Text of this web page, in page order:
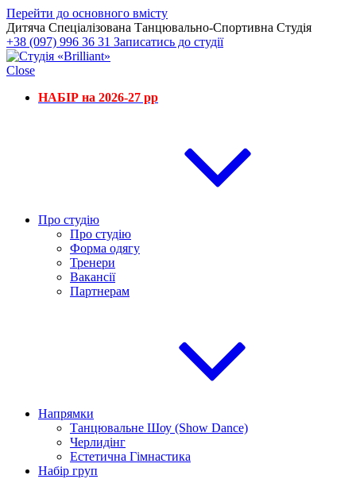
Перейти до основного вмісту
Дитяча Спеціалізована Танцювально-Спортивна Студія
+38 (097) 996 36 31 Записатись до студії
Close
НАБІР на 2026-27 рр
Про студію
Про студію
Форма одягу
Тренери
Вакансії
Партнерам
Напрямки
Танцювальне Шоу (Show Dance)
Черлидінг
Естетична Гімнастика
Набір груп